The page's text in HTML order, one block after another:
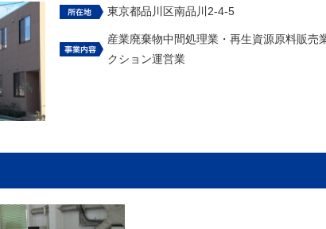
東京都品川区南品川2-4-5
産業廃棄物中間処理業・再生資源原料販売
クション運営業